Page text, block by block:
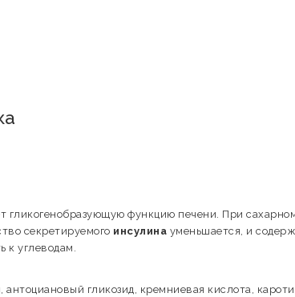
гликогенобразующую функцию печени. При
секретируемого инсулина уменьшается, и
к углеводам.
гликозид, кремниевая кислота,